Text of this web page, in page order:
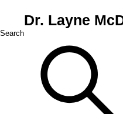
Dr. Layne
Search